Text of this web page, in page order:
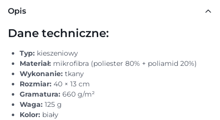
Opis
Dane techniczne:
Typ: kieszeniowy
Materiał: mikrofibra (poliester 80% + poliamid 20%)
Wykonanie: tkany
Rozmiar: 40 × 13 cm
Gramatura: 660 g/m²
Waga: 125 g
Kolor: biały